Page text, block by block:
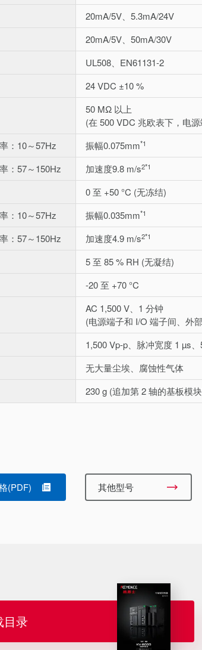
20mA/5V、5.3mA/24V
20mA/5V、50mA/30V
UL508、EN61131-2
24 VDC ±10 %
50 MΩ 以上
(在 500 VDC 兆欧表下，电
：10～57Hz 振幅0.075mm*1
：57～150Hz 加速度9.8 m/s2*1
0 至 +50 °C (无冻结)
：10～57Hz 振幅0.035mm*1
：57～150Hz 加速度4.9 m/s2*1
5 至 85 % RH (无凝结)
-20 至 +70 °C
AC 1,500 V、1 分钟
(电源端子和 I/O 端子间、外
1,500 Vp-p、脉冲宽度 1 µs
无大量尘埃、腐蚀性气体
230 g (追加第 2 轴的基板模
(PDF) 其他型号
目录